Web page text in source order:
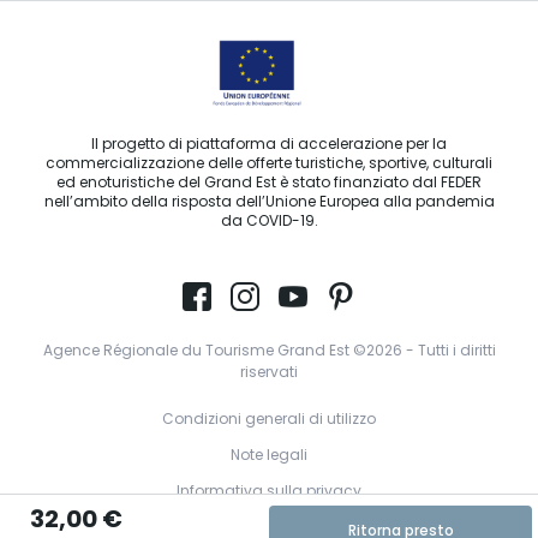
32,00 € Ritorna presto
Il progetto di piattaforma di accelerazione per la
commercializzazione delle offerte turistiche, sportive, culturali
ed enoturistiche del Grand Est è stato finanziato dal FEDER
nell’ambito della risposta dell’Unione Europea alla pandemia
da COVID-19.
Agence Régionale du Tourisme Grand Est ©2026 - Tutti i diritti
riservati
Condizioni generali di utilizzo
Note legali
Informativa sulla privacy